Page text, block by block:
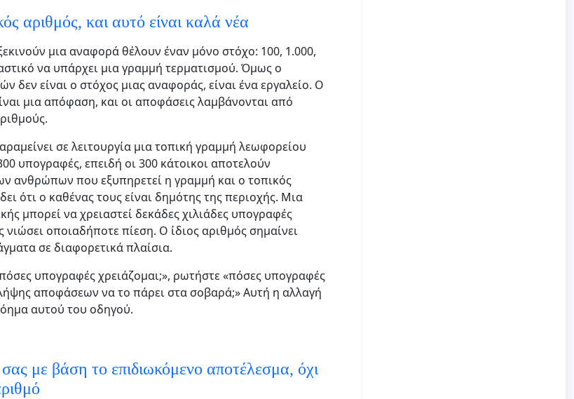
αριθμός, και αυτό είναι καλά νέα
μια αναφορά θέλουν έναν μόνο στόχο: 100, 1.000,
να υπάρχει μια γραμμή τερματισμού. Όμως ο
δεν είναι ο στόχος μιας αναφοράς, είναι ένα εργαλείο. Ο
μια απόφαση, και οι αποφάσεις λαμβάνονται από
σε λειτουργία μια τοπική γραμμή λεωφορείου
υπογραφές, επειδή οι 300 κάτοικοι αποτελούν
ανθρώπων που εξυπηρετεί η γραμμή και ο τοπικός
ότι ο καθένας τους είναι δημότης της περιοχής. Μια
μπορεί να χρειαστεί δεκάδες χιλιάδες υπογραφές
οποιαδήποτε πίεση. Ο ίδιος αριθμός σημαίνει
σε διαφορετικά πλαίσια.
υπογραφές χρειάζομαι;», ρωτήστε «πόσες υπογραφές
αποφάσεων να το πάρει στα σοβαρά;» Αυτή η αλλαγή
αυτού του οδηγού.
με βάση το επιδιωκόμενο αποτέλεσμα, όχι